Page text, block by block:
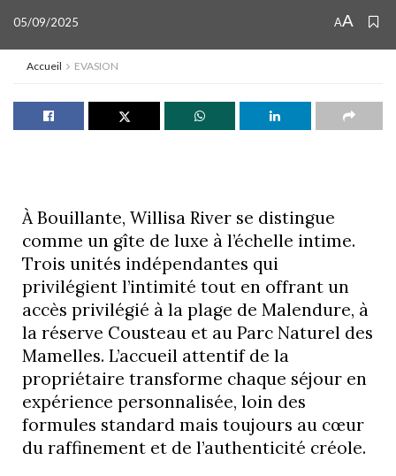
05/09/2025 AA
Accueil EVASION
À Bouillante, Willisa River se distingue
comme un gîte de luxe à l’échelle intime.
Trois unités indépendantes qui
privilégient l’intimité tout en offrant un
accès privilégié à la plage de Malendure, à
la réserve Cousteau et au Parc Naturel des
Mamelles. L’accueil attentif de la
propriétaire transforme chaque séjour en
expérience personnalisée, loin des
formules standard mais toujours au cœur
du raffinement et de l’authenticité créole.